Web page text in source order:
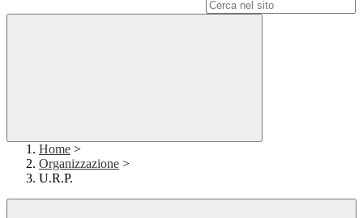
Home >
Organizzazione >
U.R.P.